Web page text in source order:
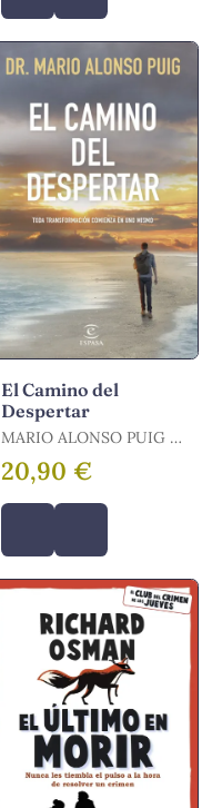
El Camino del
Despertar
MARIO ALONSO PUIG /
PUIG, MARIO ALONSO
20,90 €